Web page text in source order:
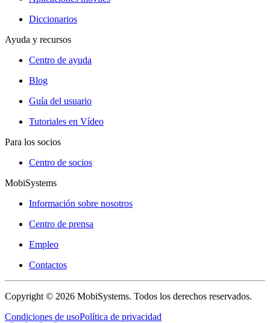
Diccionarios
Ayuda y recursos
Centro de ayuda
Blog
Guía del usuario
Tutoriales en Vídeo
Para los socios
Centro de socios
MobiSystems
Información sobre nosotros
Centro de prensa
Empleo
Contactos
Copyright © 2026 MobiSystems. Todos los derechos reservados.
Condiciones de usoPolítica de privacidad